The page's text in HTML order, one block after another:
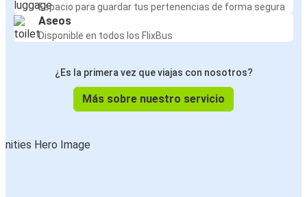
Espacio para guardar tus pertenencias de forma segura
Aseos
Disponible en todos los FlixBus
¿Es la primera vez que viajas con nosotros?
Más sobre nuestro servicio